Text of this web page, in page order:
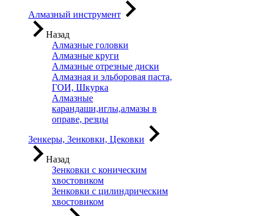
Алмазный инструмент
Назад
Алмазные головки
Алмазные круги
Алмазные отрезные диски
Алмазная и эльборовая паста,
ГОИ, Шкурка
Алмазные
карандаши,иглы,алмазы в
оправе, резцы
Зенкеры, Зенковки, Цековки
Назад
Зенковки с коническим
хвостовиком
Зенковки с цилиндрическим
хвостовиком